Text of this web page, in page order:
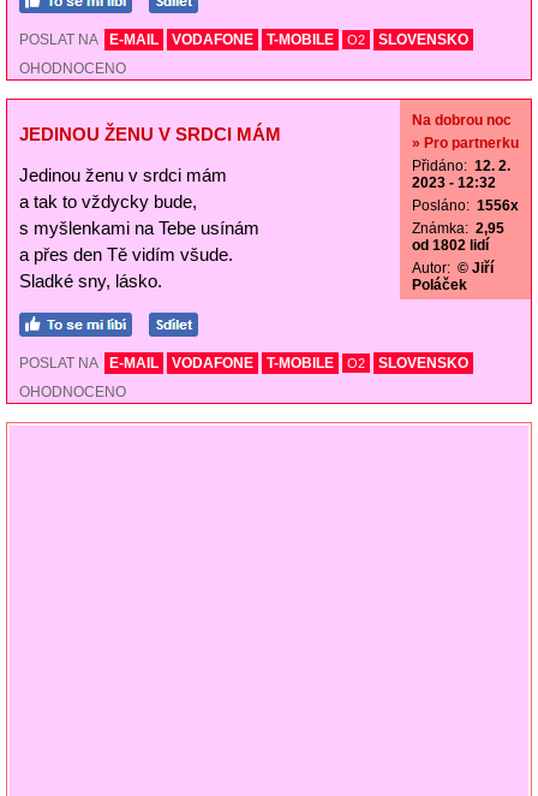
POSLAT NA E-MAIL VODAFONE T-MOBILE O2
SLOVENSKO
OHODNOCENO
JEDINOU ŽENU V SRDCI MÁM
Jedinou ženu v srdci mám
a tak to vždycky bude,
s myšlenkami na Tebe usínám
a přes den Tě vidím všude.
Sladké sny, lásko.
Na dobrou noc
» Pro partnerku
Přidáno: 12. 2.
2023 - 12:32
Posláno: 1556x
Známka: 2,95
od 1802 lidí
Autor: © Jiří
Poláček
POSLAT NA E-MAIL VODAFONE T-MOBILE O2
SLOVENSKO
OHODNOCENO